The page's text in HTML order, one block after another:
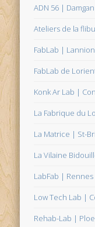
ADN 56 | Damgan
Ateliers de la
FabLab | Lannion
FabLab de
Konk Ar Lab |
La Fabrique du
La Matrice | St-
La Vilaine
LabFab | Rennes
Low Tech Lab |
Rehab-Lab |